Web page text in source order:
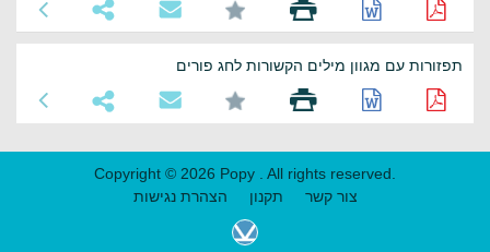
תפזורות עם מגוון מילים הקשורות לחג פורים
Copyright © 2026 Popy . All rights reserved.
צור קשר
תקנון הצהרת נגישות